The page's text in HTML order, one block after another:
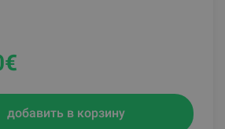
€
добавить в корзину